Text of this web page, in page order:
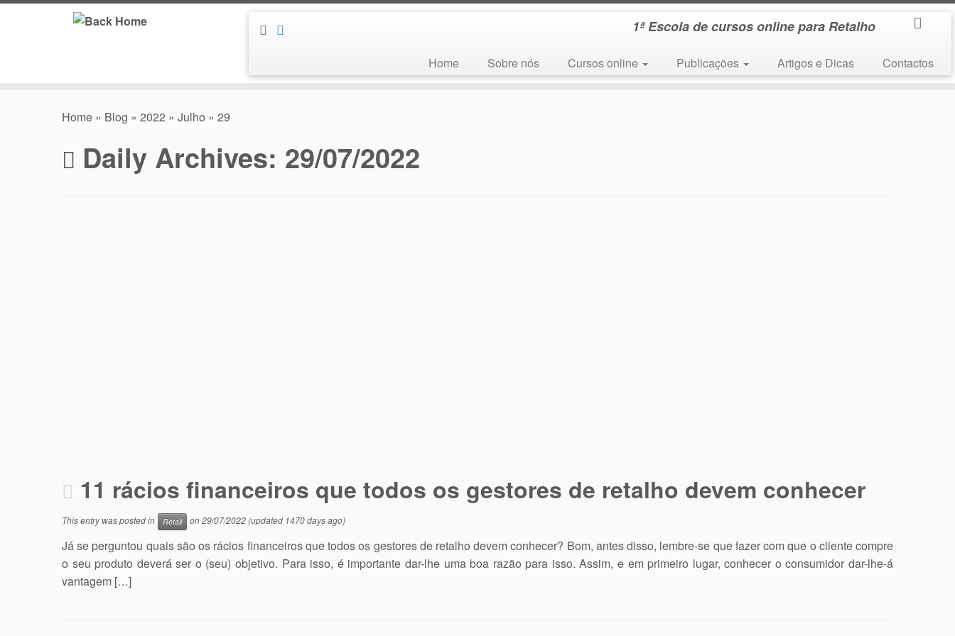
Skip
1ª Escola de cursos online para Retalho
Home Sobre nós Cursos online Publicações Artigos e Dicas Contactos
Home » Blog » 2022 » Julho » 29
Daily Archives: 29/07/2022
11 rácios financeiros que todos os gestores de retalho devem conhecer
This entry was posted in Retail on29/07/2022(updated 1470 days ago)
Já se perguntou quais são os rácios financeiros que todos os gestores de retalho devem conhecer? Bom, antes disso, lembre-se que fazer com que o cliente compre
o seu produto deverá ser o (seu) objetivo. Para isso, é importante dar-lhe uma boa razão para isso. Assim, e em primeiro lugar, conhecer o consumidor dar-lhe-á
vantagem […]